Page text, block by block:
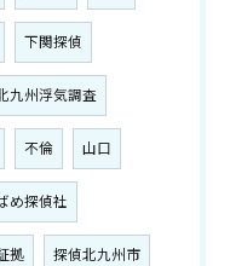
下関探偵
九州浮気調査
不倫 山口
め探偵社
拠 探偵北九州市